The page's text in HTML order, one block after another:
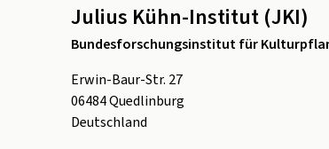
Julius Kühn-Institut (JKI)
Bundesforschungsinstitut für
Erwin-Baur-Str. 27
06484Quedlinburg
Deutschland